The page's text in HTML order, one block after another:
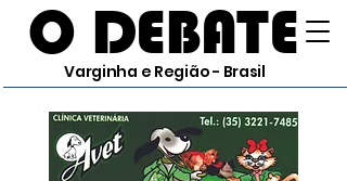
O DEBATE
Varginha e Região - Brasil